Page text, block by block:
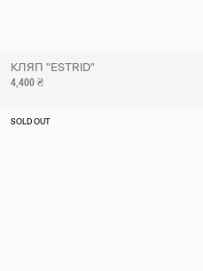
КЛЯП "ESTRID"
4,400 ₴
SOLD OUT